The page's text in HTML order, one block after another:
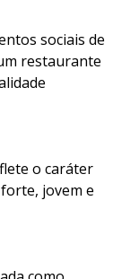
sociais de
restaurante
o caráter
jovem e